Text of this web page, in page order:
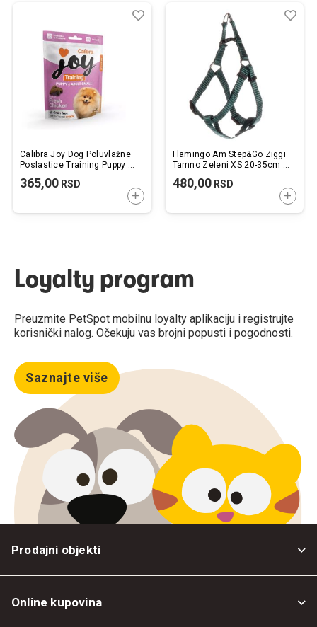
Calibra Joy Dog Poluvlažne
Poslastice Training Puppy &
365,00 RSD
DODAJTE U KORPU
Dodaj
Uporedi
Flamingo Am Step&Go Ziggi
Tamno Zeleni XS 20-35cm x
480,00RSD
Loyalty program
Preuzmite PetSpot mobilnu loyalty aplikaciju i registrujte
korisnički nalog. Očekuju vas brojni popusti i pogodnosti.
Saznajte više
Prodajni objekti
Online kupovina